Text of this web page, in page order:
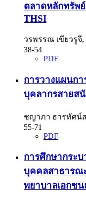
ตลาดหลักทรัพ
THSI
วรพรรณ เขียวรูจี
38-54
PDF
การวางแผนกา
บุคลากรสายส
ชญาภา ธารทัศน์
55-71
PDF
การศึกษากระ
บุคคลสาธารณ
พยาบาลเอกช